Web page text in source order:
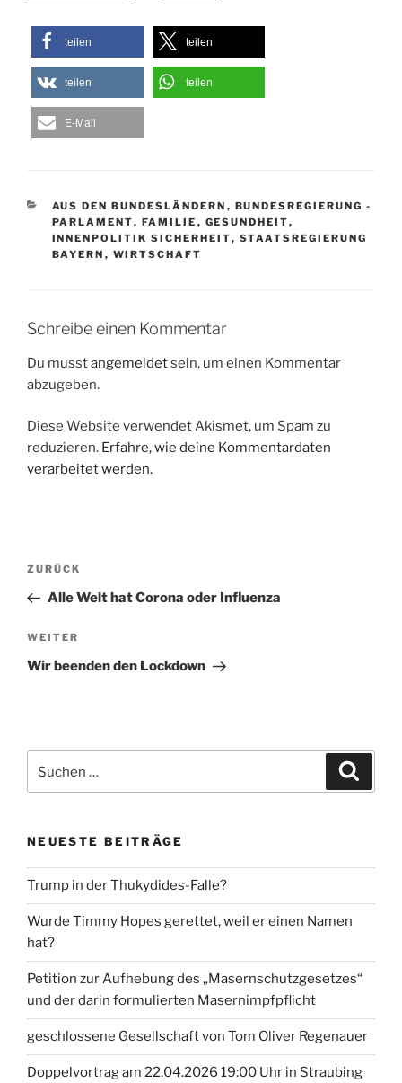
teilen teilen
teilen teilen
E-Mail
KATEGORIEN
AUS DEN BUNDESLÄNDERN , BUNDESREGIERUNG -
PARLAMENT, FAMILIE , GESUNDHEIT,
INNENPOLITIK SICHERHEIT, STAATSREGIERUNG
BAYERN , WIRTSCHAFT
Schreibe einen Kommentar
Du musstangemeldetsein, um einen Kommentar
abzugeben.
Diese Website verwendet Akismet, um Spam zu
reduzieren. Erfahre, wie deine Kommentardaten
verarbeitet werden.
Beitragsnavigation
Vorheriger
Beitrag
ZURÜCK
Alle Welt hat Corona oder Influenza
Nächster
Beitrag
WEITER
Wir beenden den Lockdown
nach:
NEUESTE BEITRÄGE
Trump in der Thukydides-Falle?
Wurde Timmy Hopes gerettet, weil er einen Namen
hat?
Petition zur Aufhebung des „Masernschutzgesetzes“
und der darin formulierten Masernimpfpflicht
geschlossene Gesellschaft von Tom Oliver Regenauer
Doppelvortrag am 22.04.2026 19:00 Uhr in Straubing